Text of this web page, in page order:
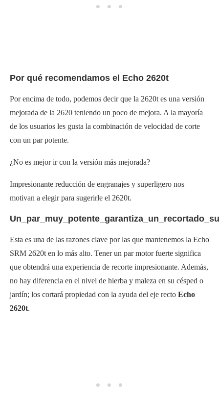
Por qué recomendamos el Echo 2620t
Por encima de todo, podemos decir que la 2620t es una versión
mejorada de la 2620 teniendo un poco de mejora. A la mayoría
de los usuarios les gusta la combinación de velocidad de corte
con un par potente.
¿No es mejor ir con la versión más mejorada?
Impresionante reducción de engranajes y superligero nos
motivan a elegir para sugerirle el 2620t.
Esta es una de las razones clave por las que mantenemos la Echo
SRM 2620t en lo más alto. Tener un par motor fuerte significa
que obtendrá una experiencia de recorte impresionante. Además,
no hay diferencia en el nivel de hierba y maleza en su césped o
jardín; los cortará propiedad con la ayuda del eje recto Echo
2620t.